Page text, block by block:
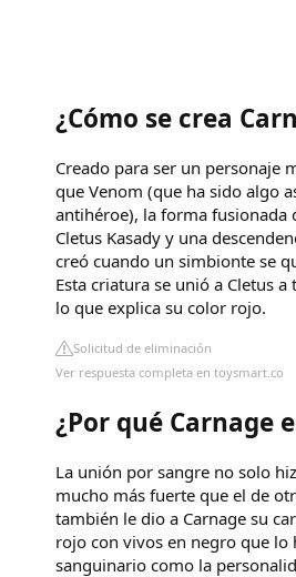
¿Cómo se crea
Creado para ser un personaje
que Venom (que ha sido algo
antihéroe), la forma fusionada
Cletus Kasady y una
creó cuando un simbionte se
Esta criatura se unió a Cletus
lo que explica su color rojo.
Solicitud de eliminación
Ver respuesta completa en toysmart.co
¿Por qué Carnage
La unión por sangre no solo
mucho más fuerte que el de
también le dio a Carnage su
rojo con vivos en negro que lo
sanguinario como la